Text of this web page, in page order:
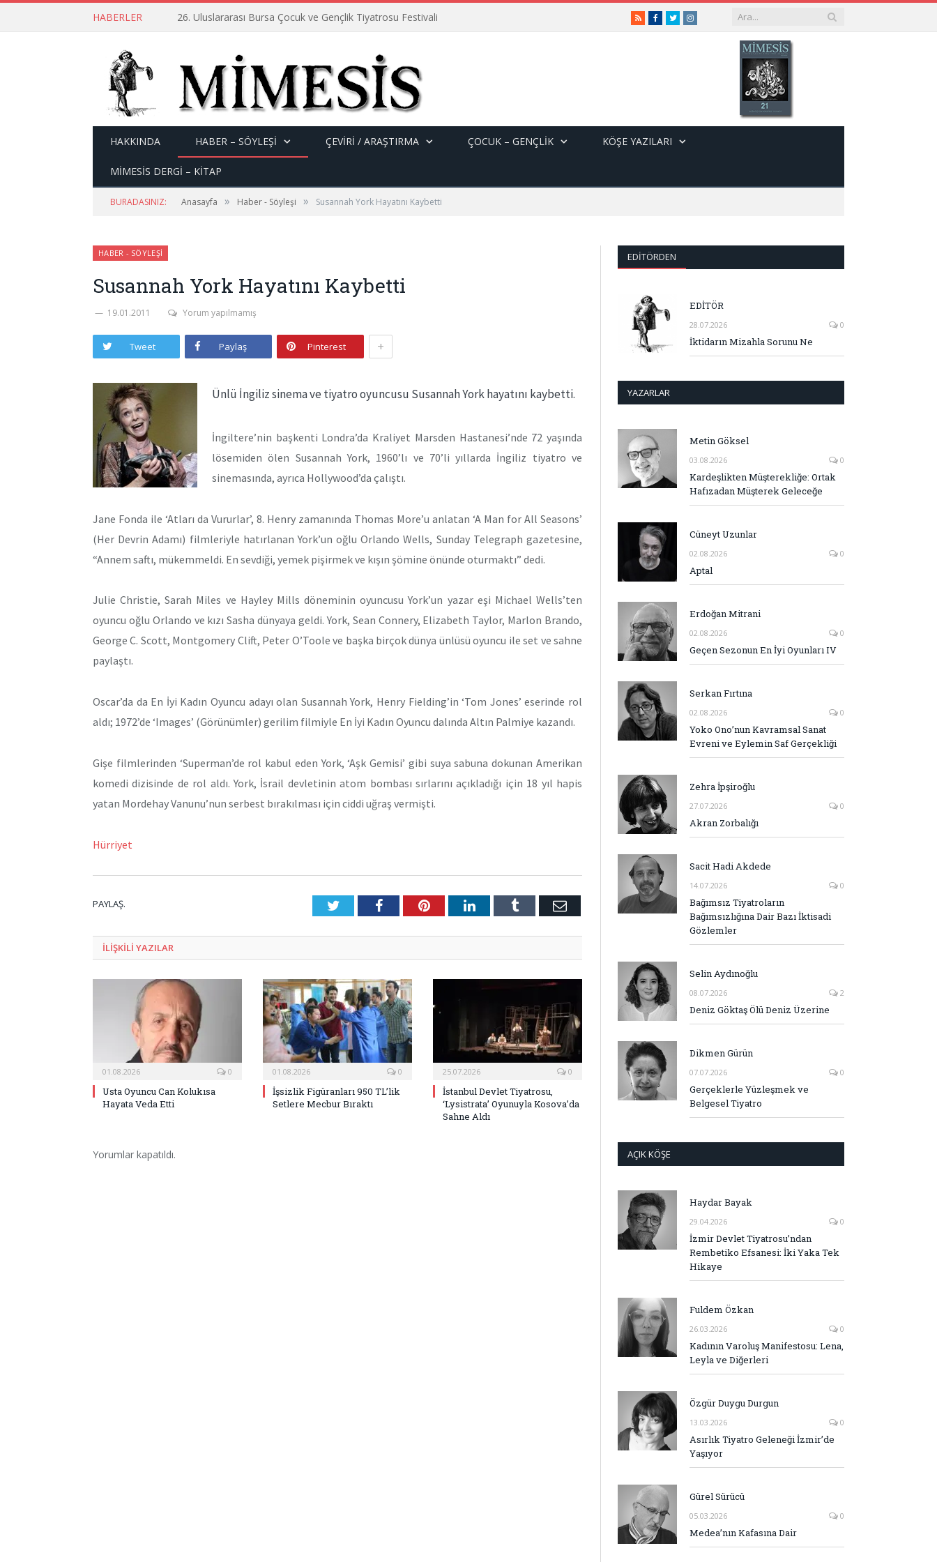
HABERLER 26. Uluslararası Bursa Çocuk ve Gençlik Tiyatrosu Festivali RSSFacebook
TwitterInstagram
HAKKINDA HABER – SÖYLEŞI ÇEVİRİ / ARAŞTIRMA ÇOCUK – GENÇLIK KÖŞE YAZILARI
MİMESİS DERGİ – KİTAP
BURADASINIZ: Anasayfa » Haber - Söyleşi » Susannah York Hayatını Kaybetti
HABER - SÖYLEŞI
Susannah York Hayatını Kaybetti
19.01.2011 Yorum yapılmamış
Tweet Paylaş Pinterest +
Ünlü İngiliz sinema ve tiyatro oyuncusu Susannah York hayatını kaybetti.
İngiltere’nin başkenti Londra’da Kraliyet Marsden Hastanesi’nde 72 yaşında
lösemiden ölen Susannah York, 1960’lı ve 70’li yıllarda İngiliz tiyatro ve
sinemasında, ayrıca Hollywood’da çalıştı.
Jane Fonda ile ‘Atları da Vururlar’, 8. Henry zamanında Thomas More’u anlatan ‘A Man for All Seasons’
(Her Devrin Adamı) filmleriyle hatırlanan York’un oğlu Orlando Wells, Sunday Telegraph gazetesine,
“Annem saftı, mükemmeldi. En sevdiği, yemek pişirmek ve kışın şömine önünde oturmaktı” dedi.
Julie Christie, Sarah Miles ve Hayley Mills döneminin oyuncusu York’un yazar eşi Michael Wells’ten
oyuncu oğlu Orlando ve kızı Sasha dünyaya geldi. York, Sean Connery, Elizabeth Taylor, Marlon Brando,
George C. Scott, Montgomery Clift, Peter O’Toole ve başka birçok dünya ünlüsü oyuncu ile set ve sahne
paylaştı.
Oscar’da da En İyi Kadın Oyuncu adayı olan Susannah York, Henry Fielding’in ‘Tom Jones’ eserinde rol
aldı; 1972’de ‘Images’ (Görünümler) gerilim filmiyle En İyi Kadın Oyuncu dalında Altın Palmiye kazandı.
Gişe filmlerinden ‘Superman’de rol kabul eden York, ‘Aşk Gemisi’ gibi suya sabuna dokunan Amerikan
komedi dizisinde de rol aldı. York, İsrail devletinin atom bombası sırlarını açıkladığı için 18 yıl hapis
yatan Mordehay Vanunu’nun serbest bırakılması için ciddi uğraş vermişti.
Hürriyet
PAYLAŞ. TwitterFacebookPinterestLinkedInTumblr E-
ILIŞKILI YAZILAR
01.08.2026 0
Usta Oyuncu Can Kolukısa
Hayata Veda Etti
01.08.2026 0
İşsizlik Figüranları 950 TL’lik
Setlere Mecbur Bıraktı
25.07.2026 0
İstanbul Devlet Tiyatrosu,
‘Lysistrata’ Oyunuyla Kosova’da
Sahne Aldı
Yorumlar kapatıldı.
EDITÖRDEN
EDİTÖR
28.07.2026 0
İktidarın Mizahla Sorunu Ne
YAZARLAR
Metin Göksel
03.08.2026 0
Kardeşlikten Müşterekliğe: Ortak
Hafızadan Müşterek Geleceğe
Cüneyt Uzunlar
02.08.2026 0
Aptal
Erdoğan Mitrani
02.08.2026 0
Geçen Sezonun En İyi Oyunları IV
Serkan Fırtına
02.08.2026 0
Yoko Ono’nun Kavramsal Sanat
Evreni ve Eylemin Saf Gerçekliği
Zehra İpşiroğlu
27.07.2026 0
Akran Zorbalığı
Sacit Hadi Akdede
14.07.2026 0
Bağımsız Tiyatroların
Bağımsızlığına Dair Bazı İktisadi
Gözlemler
Selin Aydınoğlu
08.07.2026 2
Deniz Göktaş Ölü Deniz Üzerine
Dikmen Gürün
07.07.2026 0
Gerçeklerle Yüzleşmek ve
Belgesel Tiyatro
AÇIK KÖŞE
Haydar Bayak
29.04.2026 0
İzmir Devlet Tiyatrosu’ndan
Rembetiko Efsanesi: İki Yaka Tek
Hikaye
Fuldem Özkan
26.03.2026 0
Kadının Varoluş Manifestosu: Lena,
Leyla ve Diğerleri
Özgür Duygu Durgun
13.03.2026 0
Asırlık Tiyatro Geleneği İzmir’de
Yaşıyor
Gürel Sürücü
05.03.2026 0
Medea’nın Kafasına Dair